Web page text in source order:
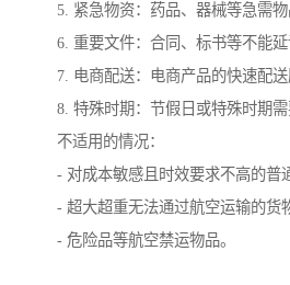
5. 紧急物资：药品、器械等急需物
6. 重要文件：合同、标书等不能延
7. 电商配送：电商产品的快速配送
8. 特殊时期：节假日或特殊时期需
不适用的情况：
- 对成本敏感且时效要求不高的普
- 超大超重无法通过航空运输的货
- 危险品等航空禁运物品。